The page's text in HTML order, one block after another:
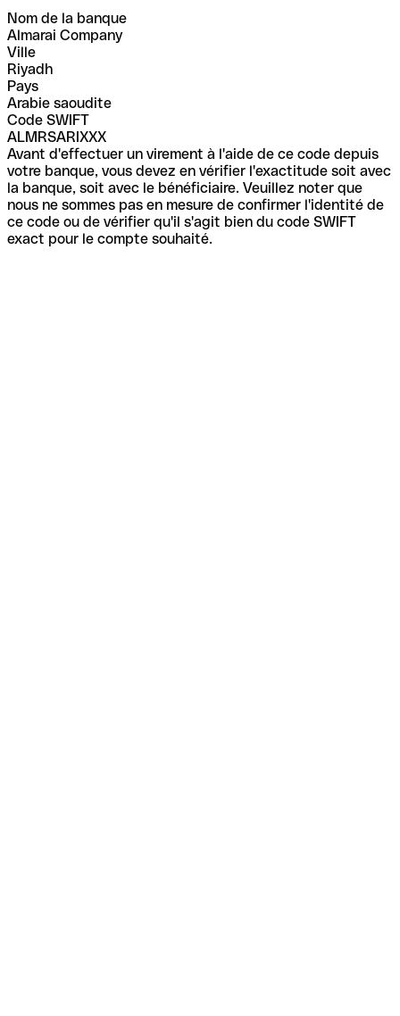
Nom de la banque
Almarai Company
Ville
Riyadh
Pays
Arabie saoudite
Code SWIFT
ALMRSARIXXX
Avant d'effectuer un virement à l'aide de ce code depuis
votre banque, vous devez en vérifier l'exactitude soit avec
la banque, soit avec le bénéficiaire. Veuillez noter que
nous ne sommes pas en mesure de confirmer l'identité de
ce code ou de vérifier qu'il s'agit bien du code SWIFT
exact pour le compte souhaité.